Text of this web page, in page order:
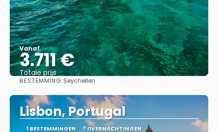
Vanaf
3.711 €
Totale prijs
BESTEMMING:Seychellen
Lisbon, Portugal
1 BESTEMMINGEN 7 OVERNACHTINGEN